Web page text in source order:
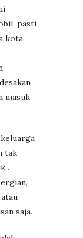
pasti
kota,
masuk
tak
.
saja.